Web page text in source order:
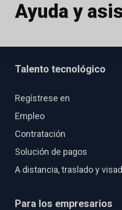
Ayuda y
Talento tecnológico
Regístrese en
Empleo
Contratación
Solución de pagos
A distancia, traslado y
Para los empresarios